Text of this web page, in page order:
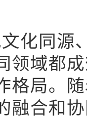
同源
领域都
格局。
融合和